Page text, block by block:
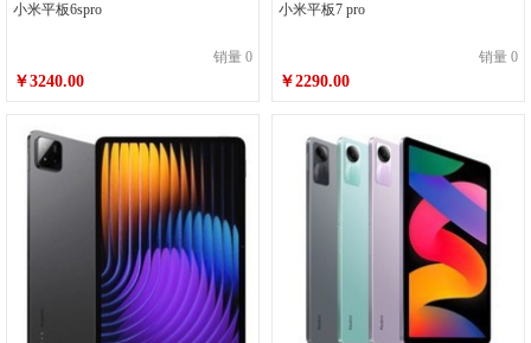
小米平板6spro
销量 0
￥3240.00
小米平板7 pro
销量 0
￥2290.00